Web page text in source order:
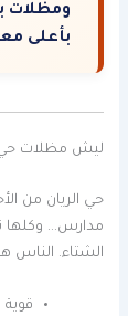
ومظلات
بأعلى
ليش مظلات حي
حي الريان من
مدارس… وكلها
الشتاء. الناس
قوية